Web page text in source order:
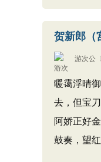
贺新郎（
游次公
暖霭浮晴
去，但宝
阿娇正好
鼓奏，望